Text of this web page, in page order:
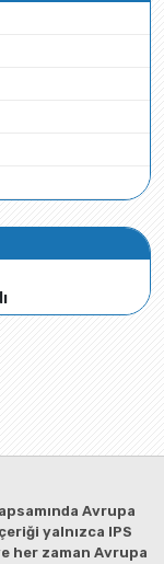
Avrupa
yalnızca IPS
her zaman Avrupa